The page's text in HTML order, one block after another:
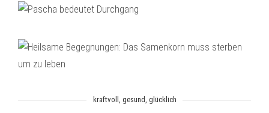
kraftvoll, gesund, glücklich